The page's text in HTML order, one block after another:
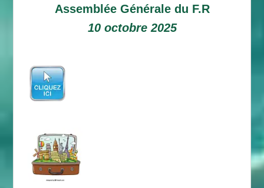
Assemblée Générale du F.R
10 octobre 2025